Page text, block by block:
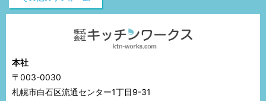
本社
〒003-0030
札幌市白石区流通センター1丁目9-31